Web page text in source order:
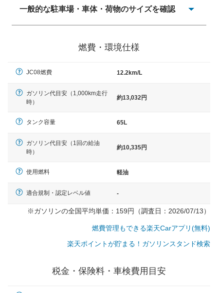
一般的な駐車場・車体・荷物のサイズを確認
× 長さ 5,000mm 車路幅 5,000mmというサイズが標準値
燃費・環境仕様
JC08燃費 12.2km/L
ガソリン代目安（1,000km走行
時）
約13,032円
タンク容量 65L
ガソリン代目安（1回の給油
時）
約10,335円
使用燃料 軽油
適合規制・認定レベル値 -
※ガソリンの全国平均単価：159円（調査日：2026/07/13）
燃費管理もできる楽天Carアプリ(無料)
楽天ポイントが貯まる！ガソリンスタンド検索
税金・保険料・車検費用目安